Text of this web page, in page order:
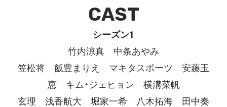
CAST
シーズン1
竹内涼真 中条あやみ
笠松将 飯豊まりえ マキタスポーツ 安藤玉
恵 キム・ジェヒョン 横溝菜帆
玄理 浅香航大 堀家一希 八木拓海 田中奏